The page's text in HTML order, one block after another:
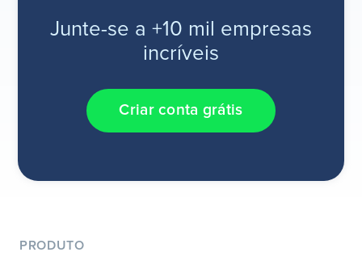
Junte-se a +10 mil empresas
incríveis
Criar conta grátis
PRODUTO